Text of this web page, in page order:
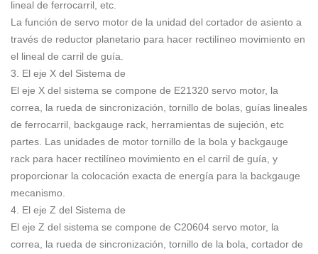
lineal de ferrocarril, etc.
La función de servo motor de la unidad del cortador de asiento a
través de reductor planetario para hacer rectilíneo movimiento en
el lineal de carril de guía.
3. El eje X del Sistema de
El eje X del sistema se compone de E21320 servo motor, la
correa, la rueda de sincronización, tornillo de bolas, guías lineales
de ferrocarril, backgauge rack, herramientas de sujeción, etc
partes. Las unidades de motor tornillo de la bola y backgauge
rack para hacer rectilíneo movimiento en el carril de guía, y
proporcionar la colocación exacta de energía para la backgauge
mecanismo.
4. El eje Z del Sistema de
El eje Z del sistema se compone de C20604 servo motor, la
correa, la rueda de sincronización, tornillo de la bola, cortador de